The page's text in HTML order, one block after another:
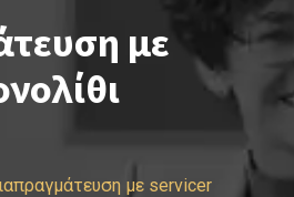
με
με servicer